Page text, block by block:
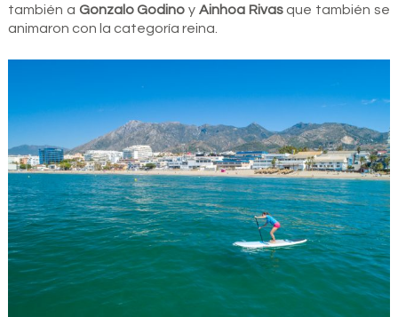
también a Gonzalo Godino y Ainhoa Rivasque también se
animaron con la categoría reina.